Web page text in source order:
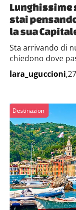
Lunghissime
stai
la sua
Sta arrivando di
chiedono dove
lara_uguccioni
Destinazioni